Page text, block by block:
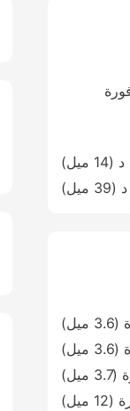
14 ميل
)
39 ميل )